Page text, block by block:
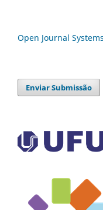
Open Journal Systems
Enviar Submissão